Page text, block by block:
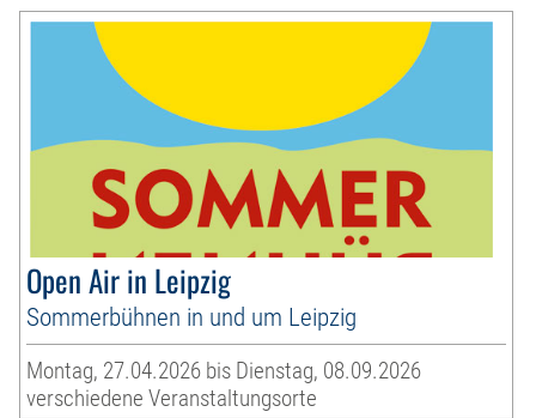
Open Air in Leipzig
Sommerbühnen in und um Leipzig
Montag, 27.04.2026 bis Dienstag, 08.09.2026
verschiedene Veranstaltungsorte